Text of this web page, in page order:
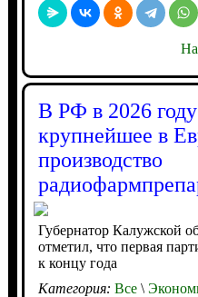
В РФ в 2026 году
крупнейшее в
производство
Губернатор Калужской
отметил, что первая
к концу года
Категория: Все\